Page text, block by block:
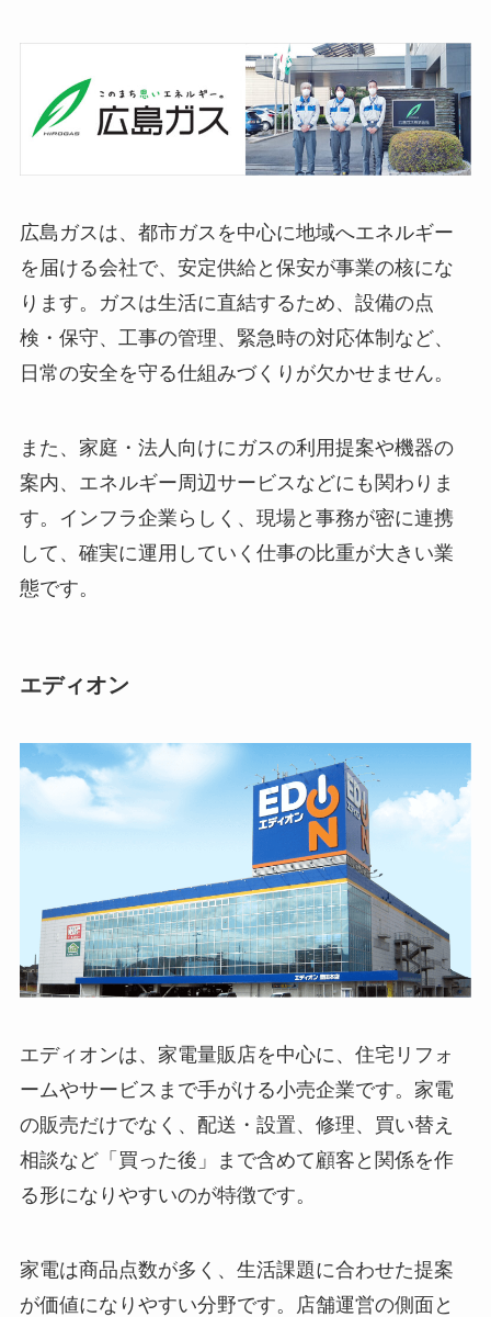
広島ガスは、都市ガスを中心に地域へエネルギー
を届ける会社で、安定供給と保安が事業の核にな
ります。ガスは生活に直結するため、設備の点
検・保守、工事の管理、緊急時の対応体制など、
日常の安全を守る仕組みづくりが欠かせません。
また、家庭・法人向けにガスの利用提案や機器の
案内、エネルギー周辺サービスなどにも関わりま
す。インフラ企業らしく、現場と事務が密に連携
して、確実に運用していく仕事の比重が大きい業
態です。
エディオン
エディオンは、家電量販店を中心に、住宅リフォ
ームやサービスまで手がける小売企業です。家電
の販売だけでなく、配送・設置、修理、買い替え
相談など「買った後」まで含めて顧客と関係を作
る形になりやすいのが特徴です。
家電は商品点数が多く、生活課題に合わせた提案
が価値になりやすい分野です。店舗運営の側面と